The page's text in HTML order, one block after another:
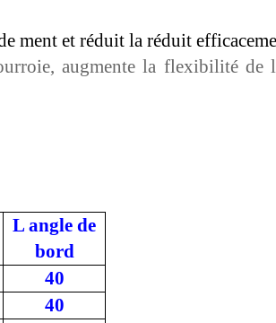
ment et réduit la réduit
augmente la flexibilité de
L angle de
bord
40
40